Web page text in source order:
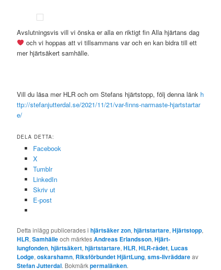
Avslutningsvis vill vi önska er alla en riktigt fin Alla hjärtans dag
och vi hoppas att vi tillsammans var och en kan bidra till ett
mer hjärtsäkert samhälle.
Vill du läsa mer HLR och om Stefans hjärtstopp, följ denna länk h
ttp://stefanjutterdal.se/2021/11/21/var-finns-narmaste-hjartstartar
e/
DELA DETTA:
Facebook
X
Tumblr
LinkedIn
Skriv ut
E-post
Detta inlägg publicerades ihjärtsäker zon,hjärtstartare,Hjärtstopp,
HLR,Samhälleoch märktesAndreas Erlandsson,Hjärt-
lungfonden,hjärtsäkert,hjärtstartare,HLR,HLR-rådet, Lucas
Lodge,oskarshamn, Riksförbundet HjärtLung,sms-livräddareav
Stefan Jutterdal. Bokmärkpermalänken.